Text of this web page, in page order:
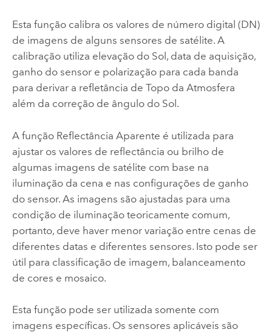
Esta função calibra os valores de número digital (DN)
de imagens de alguns sensores de satélite. A
calibração utiliza elevação do Sol, data de aquisição,
ganho do sensor e polarização para cada banda
para derivar a refletância de Topo da Atmosfera
além da correção de ângulo do Sol.
A função Reflectância Aparente é utilizada para
ajustar os valores de reflectância ou brilho de
algumas imagens de satélite com base na
iluminação da cena e nas configurações de ganho
do sensor. As imagens são ajustadas para uma
condição de iluminação teoricamente comum,
portanto, deve haver menor variação entre cenas de
diferentes datas e diferentes sensores. Isto pode ser
útil para classificação de imagem, balanceamento
de cores e mosaico.
Esta função pode ser utilizada somente com
imagens específicas. Os sensores aplicáveis são